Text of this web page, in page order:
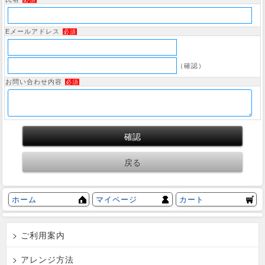
Eメールアドレス 必須
（確認）
お問い合わせ内容 必須
ホーム マイページ カート
> ご利用案内
> アレンジ方法